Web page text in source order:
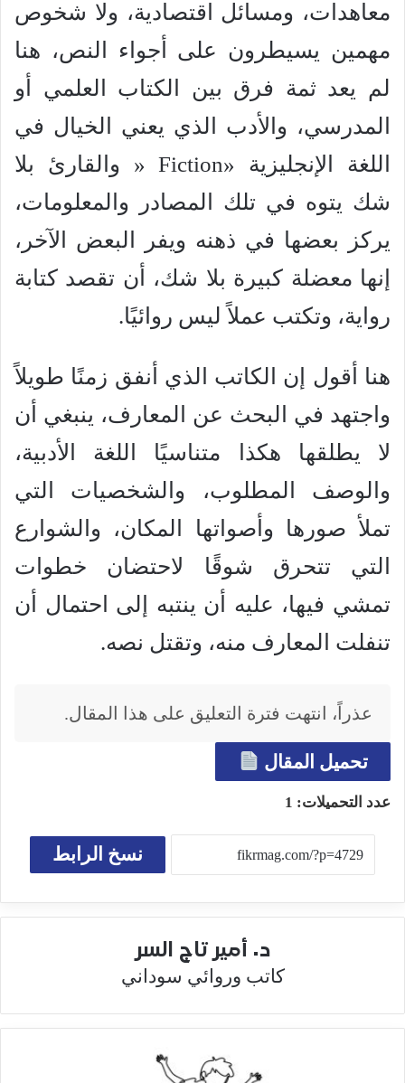
معاهدات، ومسائل اقتصادية، ولا شخوص
مهمين يسيطرون على أجواء النص، هنا
لم يعد ثمة فرق بين الكتاب العلمي أو
المدرسي، والأدب الذي يعني الخيال في
اللغة الإنجليزية «Fiction « والقارئ بلا
شك يتوه في تلك المصادر والمعلومات،
يركز بعضها في ذهنه ويفر البعض الآخر،
إنها معضلة كبيرة بلا شك، أن تقصد كتابة
رواية، وتكتب عملاً ليس روائيًا.
هنا أقول إن الكاتب الذي أنفق زمنًا طويلاً
واجتهد في البحث عن المعارف، ينبغي أن
لا يطلقها هكذا متناسيًا اللغة الأدبية،
والوصف المطلوب، والشخصيات التي
تملأ صورها وأصواتها المكان، والشوارع
التي تتحرق شوقًا لاحتضان خطوات
تمشي فيها، عليه أن ينتبه إلى احتمال أن
تنفلت المعارف منه، وتقتل نصه.
عذراً، انتهت فترة التعليق على هذا المقال.
تحميل المقال
عدد التحميلات: 1
نسخ الرابط
د. أمير تاج السر
كاتب وروائي سوداني